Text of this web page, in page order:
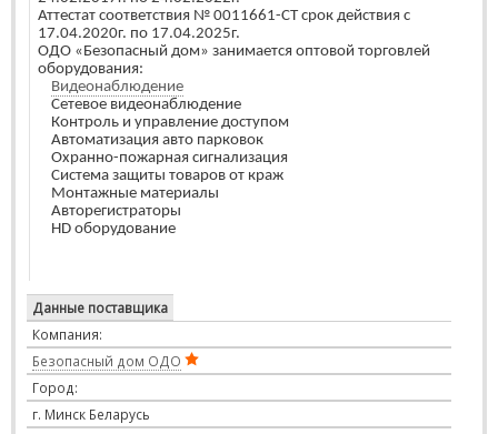
Аттестат соответствия № 0011661-СТ срок действия с
17.04.2020г. по 17.04.2025г.
ОДО «Безопасный дом» занимается оптовой торговлей
оборудования:
Видеонаблюдение
Сетевое видеонаблюдение
Контроль и управление доступом
Автоматизация авто парковок
Охранно-пожарная сигнализация
Система защиты товаров от краж
Монтажные материалы
Авторегистраторы
HD оборудование
Данные поставщика
Компания:
Безопасный дом ОДО
Город:
г. Минск Беларусь